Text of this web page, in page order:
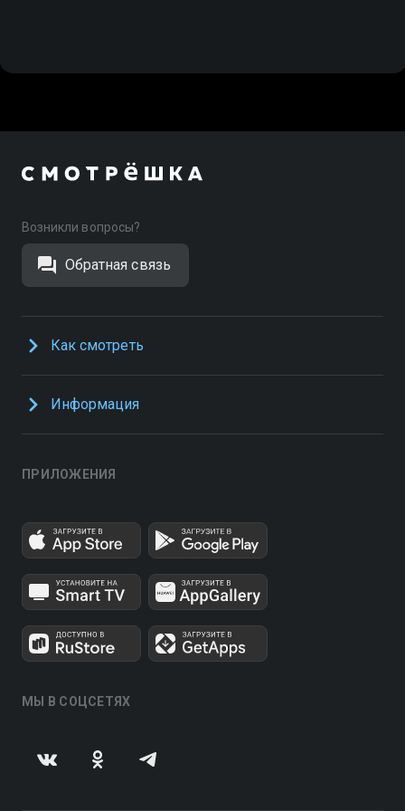
творчества родителей и детей. Смотри Бубу в
Возникли вопросы?
Обратная связь
Как смотреть
Информация
ПРИЛОЖЕНИЯ
МЫ В СОЦСЕТЯХ